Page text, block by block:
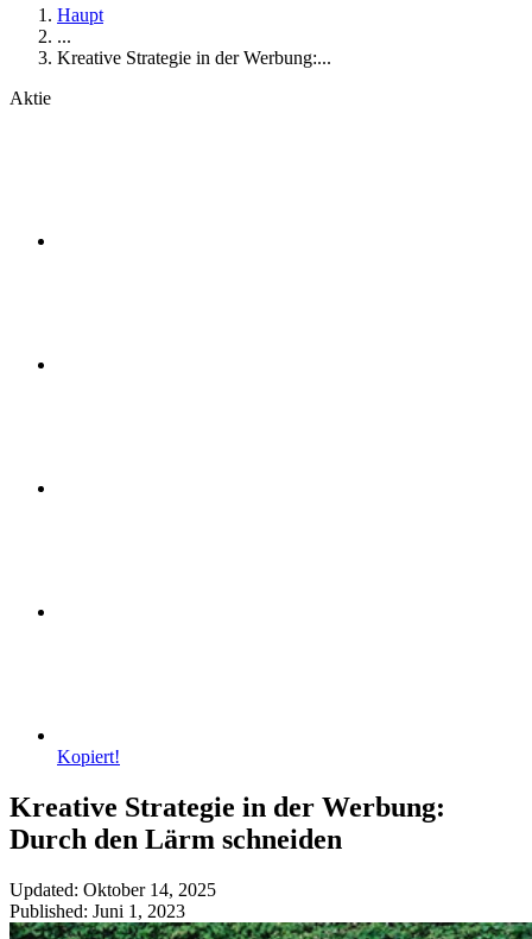
Haupt
...
Kreative Strategie in der Werbung:...
Aktie
Kopiert!
Kreative Strategie in der Werbung:
Durch den Lärm schneiden
Updated: Oktober 14, 2025
Published: Juni 1, 2023